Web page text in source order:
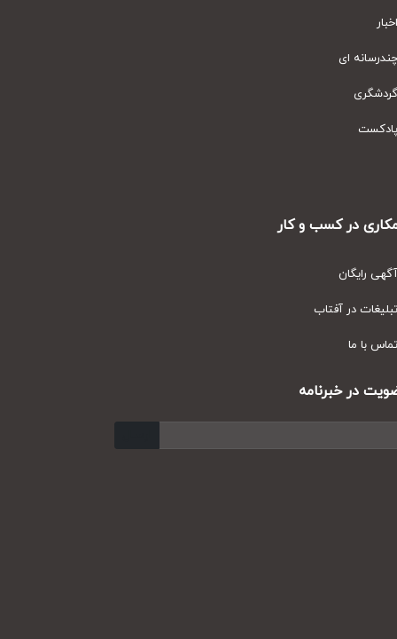
ای
در کسب و کار
رایگان
در آفتاب
با ما
در خبرنامه